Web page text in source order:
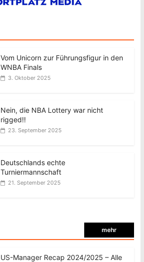
Vom Unicorn zur Führungsfigur in den
WNBA Finals
3. Oktober 2025
Nein, die NBA Lottery war nicht
rigged!!
23. September 2025
Deutschlands echte
Turniermannschaft
21. September 2025
mehr
US-Manager Recap 2024/2025 – Alle